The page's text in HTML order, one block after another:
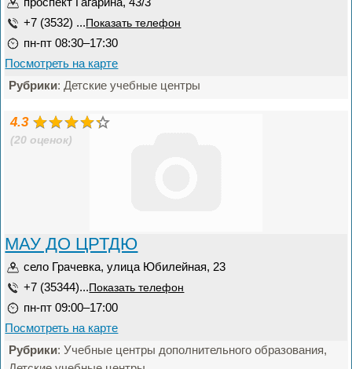
+7 (3532) ... Показать телефон
пн-пт 08:30–17:30
Посмотреть на карте
Рубрики: Детские учебные центры
4.3
(20 оценок)
МАУ ДО ЦРТДЮ
село Грачевка, улица Юбилейная, 23
+7 (35344)... Показать телефон
пн-пт 09:00–17:00
Посмотреть на карте
Рубрики: Учебные центры дополнительного образования,